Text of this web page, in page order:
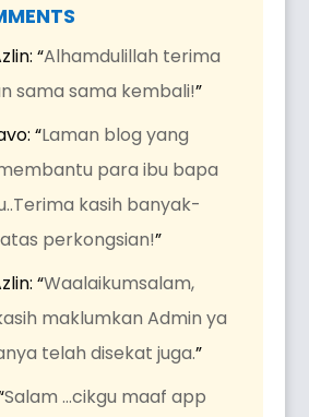
: “Alhamdulillah terima
sama sama kembali!”
: “Laman blog yang
para ibu bapa
kasih banyak-
perkongsian!”
: “Waalaikumsalam,
maklumkan Admin ya
telah disekat juga.”
Salam …cikgu maaf app